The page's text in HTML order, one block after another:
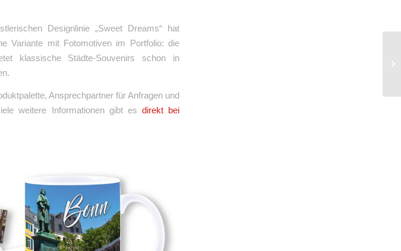
Designlinie „Sweet Dreams“ hat
Variante mit Fotomotiven im Portfolio: die
klassische Städte-Souvenirs schon in
Ansprechpartner für Anfragen und
weitere Informationen gibt es direkt bei